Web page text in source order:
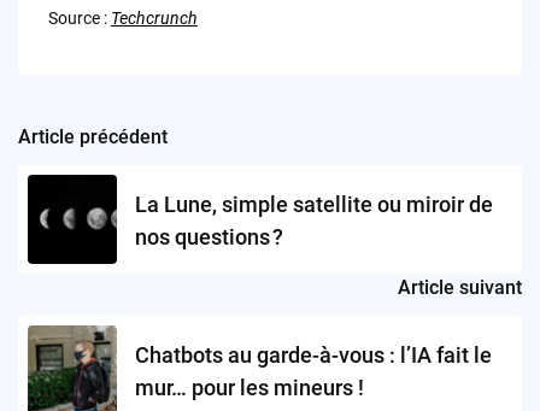
Source : Techcrunch
Post
navigation
Article précédent
La Lune, simple satellite ou miroir de
nos questions ?
Article suivant
Chatbots au garde-à-vous : l’IA fait le
mur… pour les mineurs !